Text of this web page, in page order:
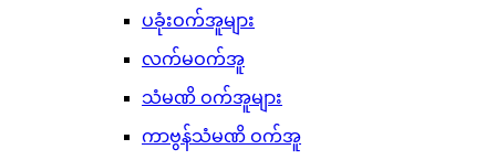
ပခုံးဝက်အူများ
လက်မဝက်အူ
သံမဏိ ဝက်အူများ
ကာဗွန်သံမဏိ ဝက်အူ